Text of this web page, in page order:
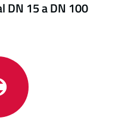
DN 15 a DN 100